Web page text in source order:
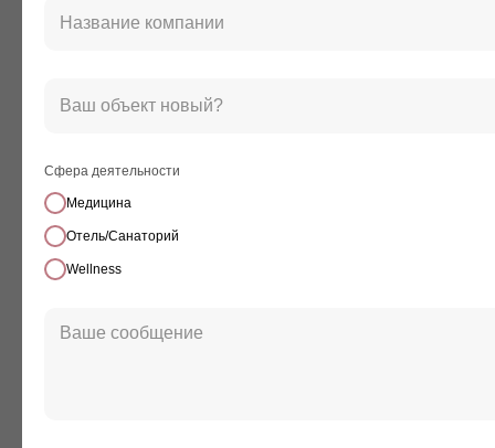
Сфера деятельности
Медицина
Отель/Санаторий
Wellness